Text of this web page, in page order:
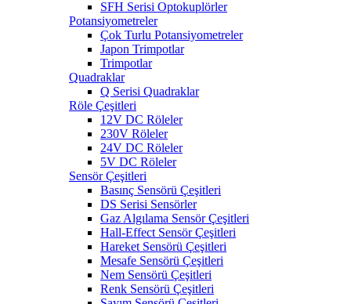
SFH Serisi Optokuplörler
Potansiyometreler
Çok Turlu Potansiyometreler
Japon Trimpotlar
Trimpotlar
Quadraklar
Q Serisi Quadraklar
Röle Çeşitleri
12V DC Röleler
230V Röleler
24V DC Röleler
5V DC Röleler
Sensör Çeşitleri
Basınç Sensörü Çeşitleri
DS Serisi Sensörler
Gaz Algılama Sensör Çeşitleri
Hall-Effect Sensör Çeşitleri
Hareket Sensörü Çeşitleri
Mesafe Sensörü Çeşitleri
Nem Sensörü Çeşitleri
Renk Sensörü Çeşitleri